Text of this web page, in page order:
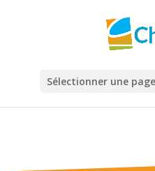
Sélectionner une page